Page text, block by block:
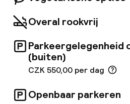
Overal rookvrij
Parkeergelegenheid
(buiten)
CZK 550,00 per dag
Openbaar parkeren